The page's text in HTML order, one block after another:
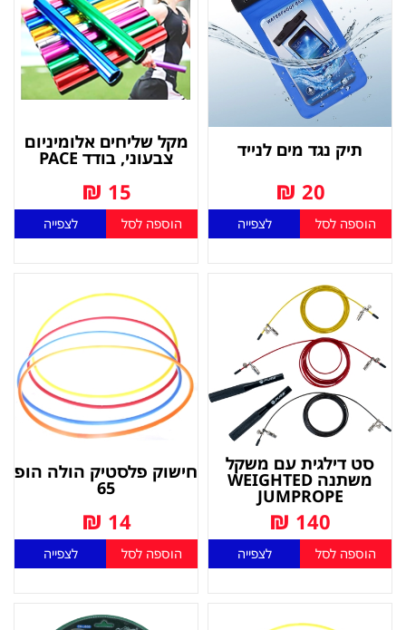
תיק נגד מים לנייד
20
₪
הוספה לסל לצפייה
מקל שליחים אלומיניום
צבעוני, בודד PACE
15
₪
הוספה לסל לצפייה
סט דילגית עם משקל
משתנה WEIGHTED
JUMPROPE
140
₪
הוספה לסל לצפייה
חישוק פלסטיק הולה הופ
65
14
₪
הוספה לסל לצפייה